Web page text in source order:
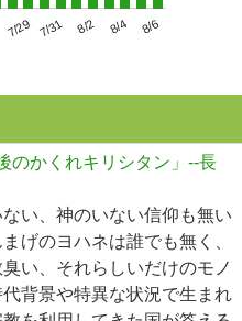
7/29 7/31 8/2 8/4 8/6
のかくれキリシタン」--長
い、神のいない信仰も無い
げのヨハネは誰でも無く、
い、それらしいだけのモノ
背景や特異な状況で生まれ